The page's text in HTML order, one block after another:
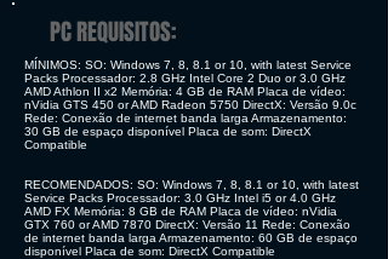
PC REQUISITOS:
MÍNIMOS: SO: Windows 7, 8, 8.1 or 10, with latest Service
Packs Processador: 2.8 GHz Intel Core 2 Duo or 3.0 GHz
AMD Athlon II x2 Memória: 4 GB de RAM Placa de vídeo:
nVidia GTS 450 or AMD Radeon 5750 DirectX: Versão 9.0c
Rede: Conexão de internet banda larga Armazenamento:
30 GB de espaço disponível Placa de som: DirectX
Compatible
RECOMENDADOS: SO: Windows 7, 8, 8.1 or 10, with latest
Service Packs Processador: 3.0 GHz Intel i5 or 4.0 GHz
AMD FX Memória: 8 GB de RAM Placa de vídeo: nVidia
GTX 760 or AMD 7870 DirectX: Versão 11 Rede: Conexão
de internet banda larga Armazenamento: 60 GB de espaço
disponível Placa de som: DirectX Compatible